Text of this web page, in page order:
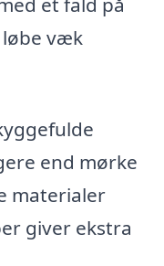
løbe væk
end mørke
materialer
giver ekstra